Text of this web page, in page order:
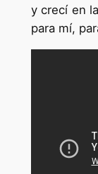
y crecí en
para mí,